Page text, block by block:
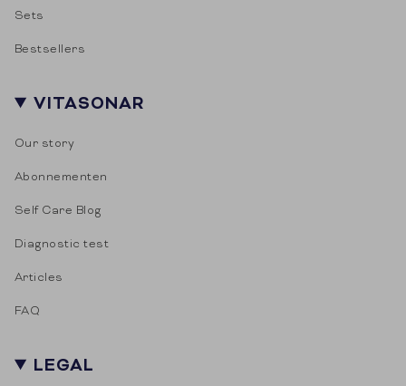
Sets
Bestsellers
VITASONAR
Our story
Abonnementen
Self Care Blog
Diagnostic test
Articles
FAQ
LEGAL